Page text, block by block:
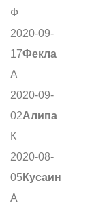
Ф
2020-09-
17Фекла
А
2020-09-
02Алипа
К
2020-08-
05 Кусаин
А